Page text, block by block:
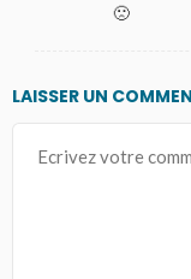
🙁
LAISSER UN